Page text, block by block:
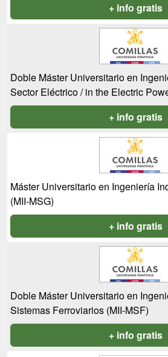
+ info gratis
Doble Máster Universitario en
Sector Eléctrico / in the Electric
+ info gratis
Máster Universitario en Ingeniería
(MII-MSG)
+ info gratis
Doble Máster Universitario en
Sistemas Ferroviarios (MII-MSF)
+ info gratis